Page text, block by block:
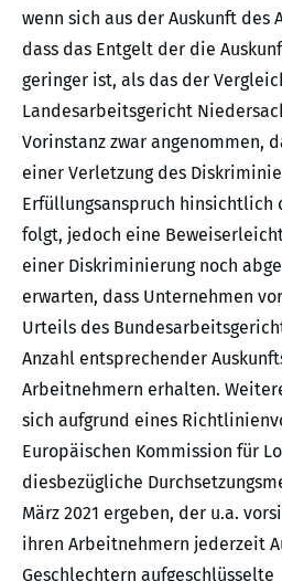
wenn sich aus der Auskunft des
dass das Entgelt der die
geringer ist, als das der
Landesarbeitsgericht
Vorinstanz zwar angenommen,
einer Verletzung des
Erfüllungsanspruch hinsichtlich
folgt, jedoch eine
einer Diskriminierung noch
erwarten, dass Unternehmen
Urteils des
Anzahl entsprechender
Arbeitnehmern erhalten.
sich aufgrund eines
Europäischen Kommission für
diesbezügliche
März 2021 ergeben, der u.a.
ihren Arbeitnehmern jederzeit
Geschlechtern aufgeschlüsselte